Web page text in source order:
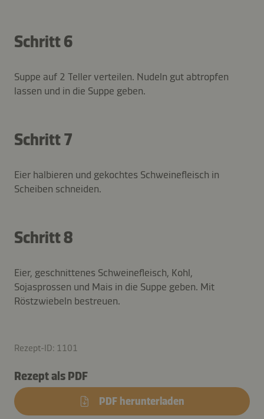
Schritt 6
Suppe auf 2 Teller verteilen. Nudeln gut abtropfen
lassen und in die Suppe geben.
Schritt 7
Eier halbieren und gekochtes Schweinefleisch in
Scheiben schneiden.
Schritt 8
Eier, geschnittenes Schweinefleisch, Kohl,
Sojasprossen und Mais in die Suppe geben. Mit
Röstzwiebeln bestreuen.
Rezept-ID: 1101
Rezept als PDF
PDF herunterladen